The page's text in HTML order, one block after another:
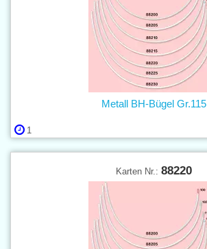
1
Metall BH-Bügel Gr.115
Karten Nr.: 88220